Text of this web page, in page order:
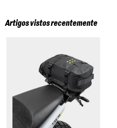
Artigos vistos recentemente